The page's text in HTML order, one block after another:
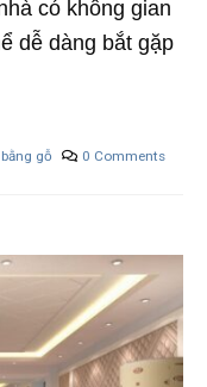
có không gian
dễ dàng bắt gặp
gỗ 0 Comments